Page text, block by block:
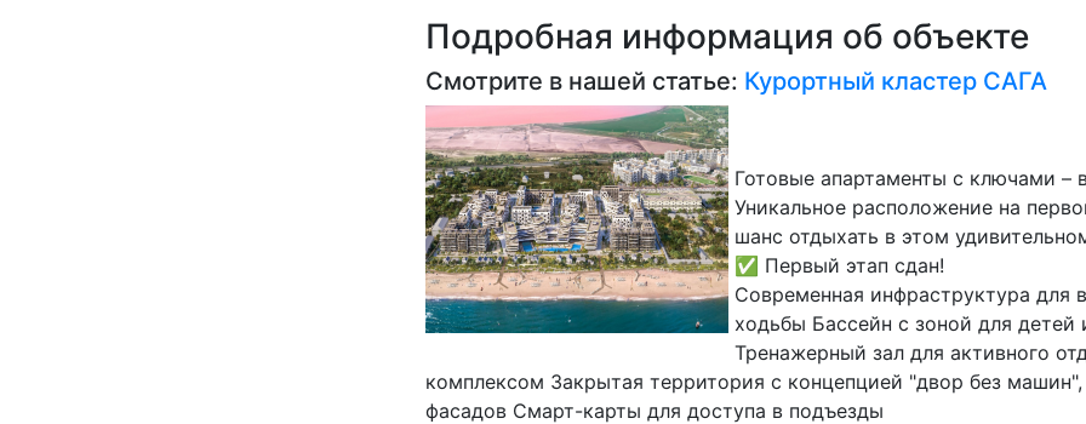
Подробная информация об объекте
Смотрите в нашей статье: Курортный кластер САГА
Готовые апартаменты с ключами
Уникальное расположение на
шанс отдыхать в этом
✅ Первый этап сдан!
Современная инфраструктура
ходьбы Бассейн с зоной для
Тренажерный зал для активного
комплексом Закрытая территория с концепцией "двор без
фасадов Смарт-карты для доступа в подъезды